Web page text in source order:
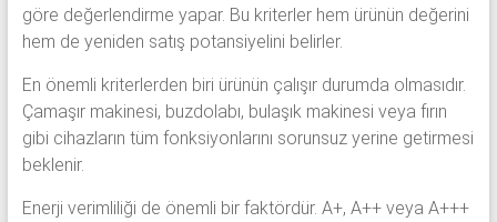
göre değerlendirme yapar. Bu kriterler hem ürünün değerini
hem de yeniden satış potansiyelini belirler.
En önemli kriterlerden biri ürünün çalışır durumda olmasıdır.
Çamaşır makinesi, buzdolabı, bulaşık makinesi veya fırın
gibi cihazların tüm fonksiyonlarını sorunsuz yerine getirmesi
beklenir.
Enerji verimliliği de önemli bir faktördür. A+, A++ veya A+++